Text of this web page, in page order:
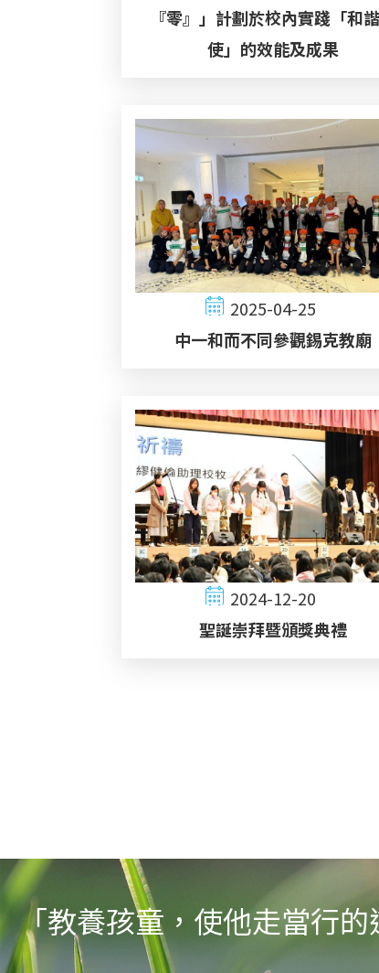
『零』」計劃於校內實踐「和
使」的效能及成果
2025-04-25
中一和而不同參觀錫克教廟
2024-12-20
聖誕崇拜暨頒獎典禮
「教養孩童，使他走當行